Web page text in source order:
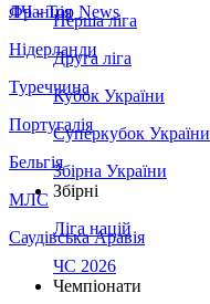
Франція
Нідерланди
Туреччина
Португалія
Бельгія
МЛС
Саудівська Аравія
ЛЧ - Top News
Перша ліга
Друга ліга
Кубок України
Суперкубок України
Збірна України
Збірні
Ліга націй
ЧС 2026
Чемпіонати